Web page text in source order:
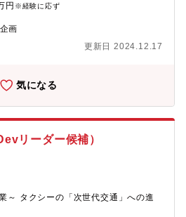
円 ※経験に応ず
画
更新日 2024.12.17
気になる
リーダー候補）
～ タクシーの「次世代交通」への進